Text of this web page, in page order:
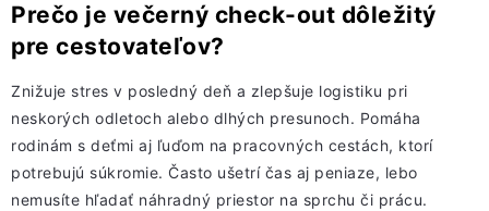
Prečo je večerný check-out dôležitý
pre cestovateľov?
Znižuje stres v posledný deň a zlepšuje logistiku pri
neskorých odletoch alebo dlhých presunoch. Pomáha
rodinám s deťmi aj ľuďom na pracovných cestách, ktorí
potrebujú súkromie. Často ušetrí čas aj peniaze, lebo
nemusíte hľadať náhradný priestor na sprchu či prácu.